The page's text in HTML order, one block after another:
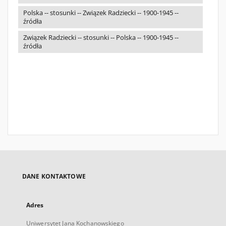
Polska -- stosunki -- Związek Radziecki -- 1900-1945 --
źródła
Związek Radziecki -- stosunki -- Polska -- 1900-1945 --
źródła
DANE KONTAKTOWE
Adres
Uniwersytet Jana Kochanowskiego